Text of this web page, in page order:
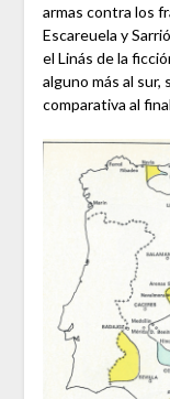
armas contra los
Escareuela y
el Linás de la
alguno más al sur,
comparativa al